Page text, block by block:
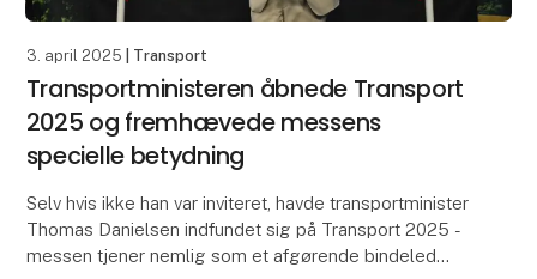
3. april 2025 | Transport
Transportministeren åbnede Transport
2025 og fremhævede messens
specielle betydning
Selv hvis ikke han var inviteret, havde transportminister
Thomas Danielsen indfundet sig på Transport 2025 -
messen tjener nemlig som et afgørende bindeled